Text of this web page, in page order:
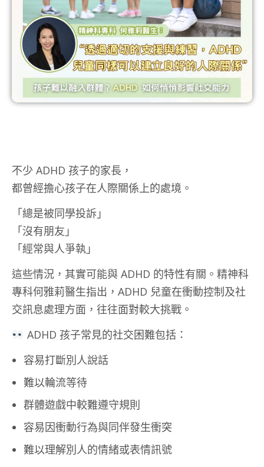
不少 ADHD 孩子的家長，
都曾經擔心孩子在人際關係上的處境。
「總是被同學投訴」
「沒有朋友」
「經常與人爭執」
這些情況，其實可能與 ADHD 的特性有關。精神科
專科何雅莉醫生指出，ADHD 兒童在衝動控制及社
交訊息處理方面，往往面對較大挑戰。
ADHD 孩子常見的社交困難包括：
容易打斷別人說話
難以輪流等待
群體遊戲中較難遵守規則
容易因衝動行為與同伴發生衝突
難以理解別人的情緒或表情訊號